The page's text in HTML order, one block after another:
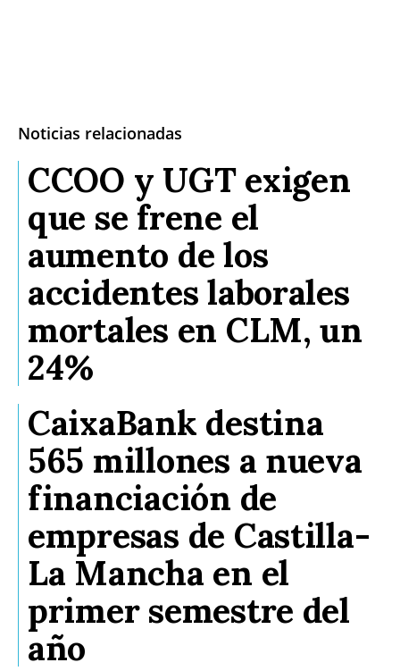
Noticias relacionadas
CCOO y UGT exigen
que se frene el
aumento de los
accidentes laborales
mortales en CLM, un
24%
CaixaBank destina
565 millones a nueva
financiación de
empresas de Castilla-
La Mancha en el
primer semestre del
año